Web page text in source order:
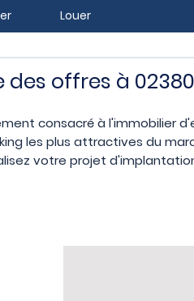
Louer
offres à
consacré à l'immobilier
les plus attractives du
votre projet